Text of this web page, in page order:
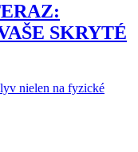
SKRYTÉ
nielen na fyzické